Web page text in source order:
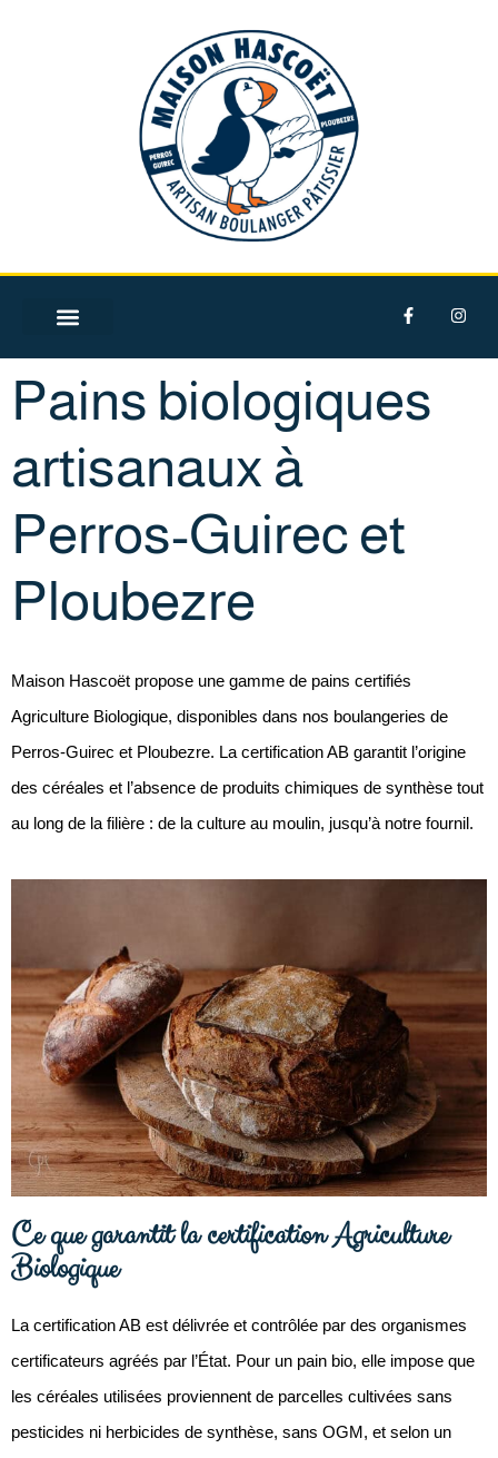
Pains biologiques
artisanaux à
Perros-Guirec et
Ploubezre
Maison Hascoët propose une gamme de pains certifiés
Agriculture Biologique, disponibles dans nos boulangeries de
Perros-Guirec et Ploubezre. La certification AB garantit l’origine
des céréales et l’absence de produits chimiques de synthèse tout
au long de la filière : de la culture au moulin, jusqu’à notre fournil.
Ce que garantit la certification Agriculture
Biologique
La certification AB est délivrée et contrôlée par des organismes
certificateurs agréés par l’État. Pour un pain bio, elle impose que
les céréales utilisées proviennent de parcelles cultivées sans
pesticides ni herbicides de synthèse, sans OGM, et selon un